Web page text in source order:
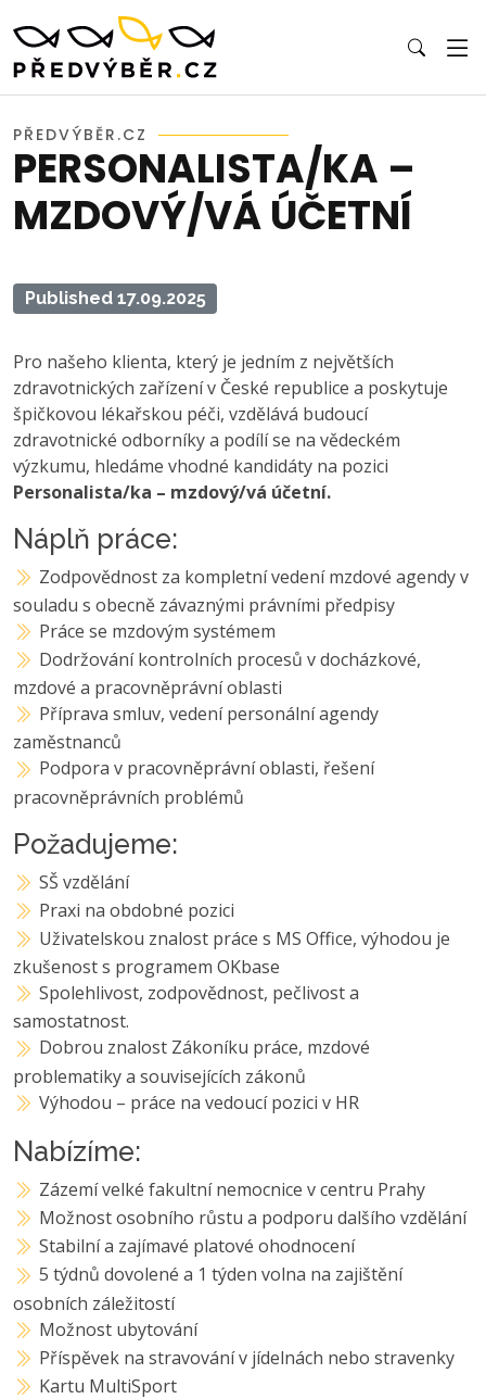
PŘEDVÝBĚR.CZ
PERSONALISTA/KA –
MZDOVÝ/VÁ ÚČETNÍ
Published 17.09.2025
Pro našeho klienta, který je jedním z největších
zdravotnických zařízení v České republice a poskytuje
špičkovou lékařskou péči, vzdělává budoucí
zdravotnické odborníky a podílí se na vědeckém
výzkumu, hledáme vhodné kandidáty na pozici
Personalista/ka – mzdový/vá účetní.
Náplň práce:
Zodpovědnost za kompletní vedení mzdové agendy v
souladu s obecně závaznými právními předpisy
Práce se mzdovým systémem
Dodržování kontrolních procesů v docházkové,
mzdové a pracovněprávní oblasti
Příprava smluv, vedení personální agendy
zaměstnanců
Podpora v pracovněprávní oblasti, řešení
pracovněprávních problémů
Požadujeme:
SŠ vzdělání
Praxi na obdobné pozici
Uživatelskou znalost práce s MS Office, výhodou je
zkušenost s programem OKbase
Spolehlivost, zodpovědnost, pečlivost a
samostatnost.
Dobrou znalost Zákoníku práce, mzdové
problematiky a souvisejících zákonů
Výhodou – práce na vedoucí pozici v HR
Nabízíme:
Zázemí velké fakultní nemocnice v centru Prahy
Možnost osobního růstu a podporu dalšího vzdělání
Stabilní a zajímavé platové ohodnocení
5 týdnů dovolené a 1 týden volna na zajištění
osobních záležitostí
Možnost ubytování
Příspěvek na stravování v jídelnách nebo stravenky
Kartu MultiSport